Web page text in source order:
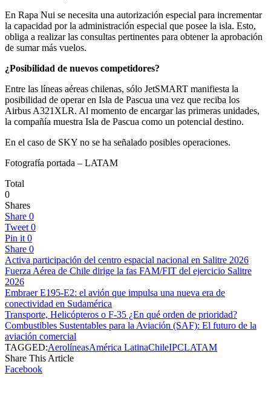
En Rapa Nui se necesita una autorización especial para incrementar
la capacidad por la administración especial que posee la isla. Esto,
obliga a realizar las consultas pertinentes para obtener la aprobación
de sumar más vuelos.
¿Posibilidad de nuevos competidores?
Entre las líneas aéreas chilenas, sólo JetSMART manifiesta la
posibilidad de operar en Isla de Pascua una vez que reciba los
Airbus A321XLR. Al momento de encargar las primeras unidades,
la compañía muestra Isla de Pascua como un potencial destino.
En el caso de SKY no se ha señalado posibles operaciones.
Fotografía portada – LATAM
Total
0
Shares
Share 0
Tweet 0
Pin it 0
Share 0
Activa participación del centro espacial nacional en Salitre 2026
Fuerza Aérea de Chile dirige la fas FAM/FIT del ejercicio Salitre
2026
Embraer E195-E2: el avión que impulsa una nueva era de
conectividad en Sudamérica
Transporte, Helicópteros o F-35 ¿En qué orden de prioridad?
Combustibles Sustentables para la Aviación (SAF): El futuro de la
aviación comercial
TAGGED:AerolíneasAmérica LatinaChileIPCLATAM
Share This Article
Facebook